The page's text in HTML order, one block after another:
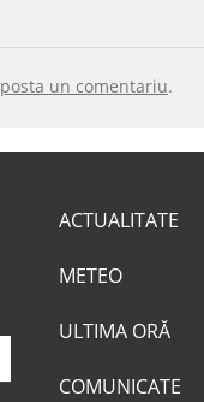
posta un comentariu.
ACTUALITATE
METEO
ULTIMA ORĂ
COMUNICATE